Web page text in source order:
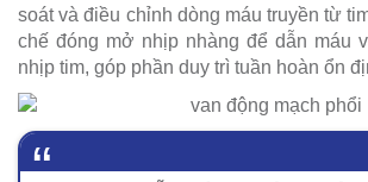
soát và điều chỉnh dòng máu truyền từ
chế đóng mở nhịp nhàng để dẫn máu
nhịp tim, góp phần duy trì tuần hoàn ổn